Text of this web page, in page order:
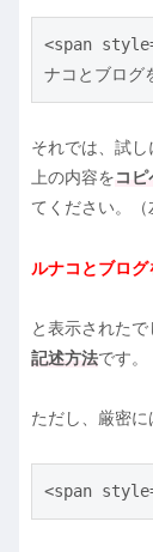
<span
ナコとブロ
それでは、試し
上の内容をコピ
てください。（
ルナコとブログ
と表示された
記述方法です。
ただし、厳密に
<span